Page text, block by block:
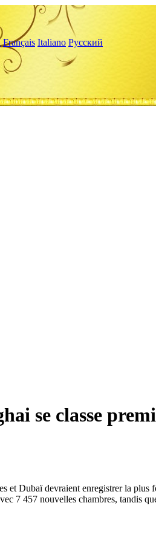
Français Italiano Русский
se classe
et Dubaï devraient enregistrer la
7 457 nouvelles chambres, tandis